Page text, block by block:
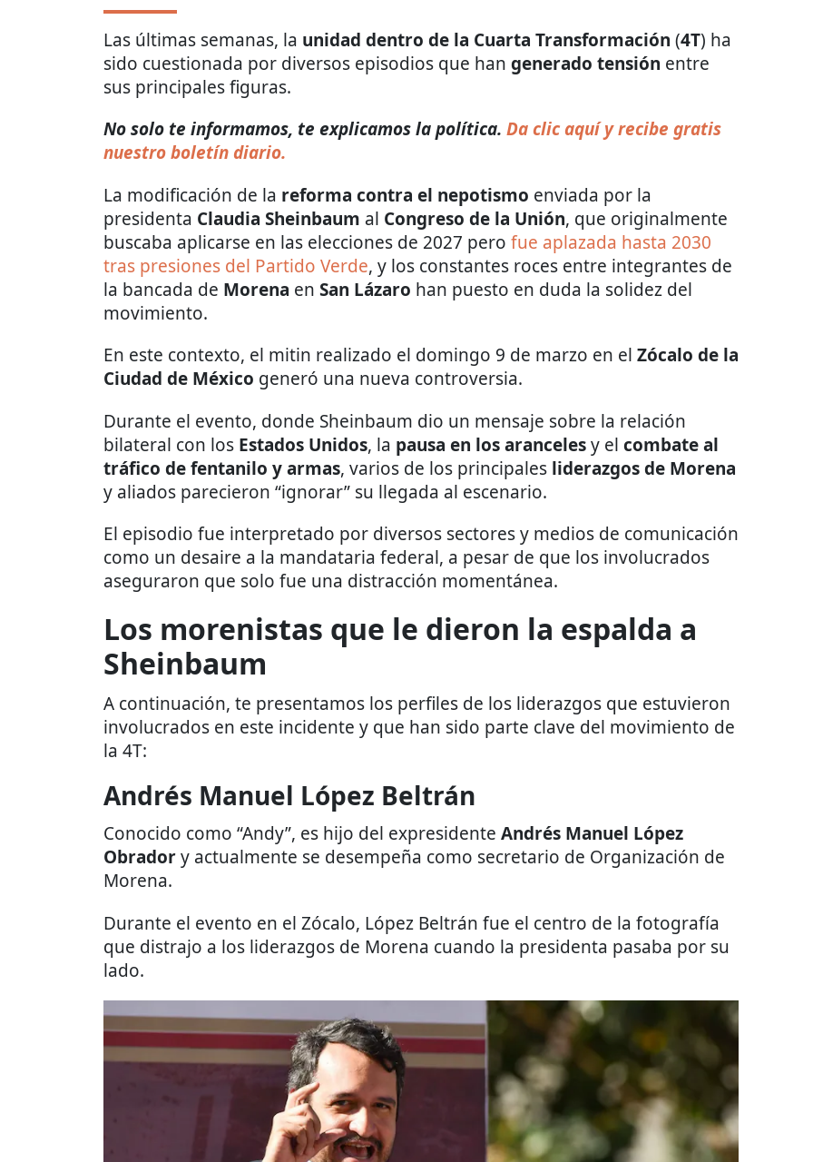
Las últimas semanas, la unidad dentro de la Cuarta Transformación (4T) ha
sido cuestionada por diversos episodios que han generado tensión entre
sus principales figuras.
No solo te informamos, te explicamos la política. Da clic aquí y recibe gratis
nuestro boletín diario.
La modificación de la reforma contra el nepotismo enviada por la
presidenta Claudia Sheinbaum al Congreso de la Unión, que originalmente
buscaba aplicarse en las elecciones de 2027 pero fue aplazada hasta 2030
tras presiones del Partido Verde, y los constantes roces entre integrantes de
la bancada de Morena en San Lázaro han puesto en duda la solidez del
movimiento.
En este contexto, el mitin realizado el domingo 9 de marzo en el Zócalo de la
Ciudad de México generó una nueva controversia.
Durante el evento, donde Sheinbaum dio un mensaje sobre la relación
bilateral con los Estados Unidos, la pausa en los arancelesy el combate al
tráfico de fentanilo y armas, varios de los principales liderazgos de Morena
y aliados parecieron “ignorar” su llegada al escenario.
El episodio fue interpretado por diversos sectores y medios de comunicación
como un desaire a la mandataria federal, a pesar de que los involucrados
aseguraron que solo fue una distracción momentánea.
Los morenistas que le dieron la espalda a
Sheinbaum
A continuación, te presentamos los perfiles de los liderazgos que estuvieron
involucrados en este incidente y que han sido parte clave del movimiento de
la 4T:
Andrés Manuel López Beltrán
Conocido como “Andy”, es hijo del expresidente Andrés Manuel López
Obradory actualmente se desempeña como secretario de Organización de
Morena.
Durante el evento en el Zócalo, López Beltrán fue el centro de la fotografía
que distrajo a los liderazgos de Morena cuando la presidenta pasaba por su
lado.